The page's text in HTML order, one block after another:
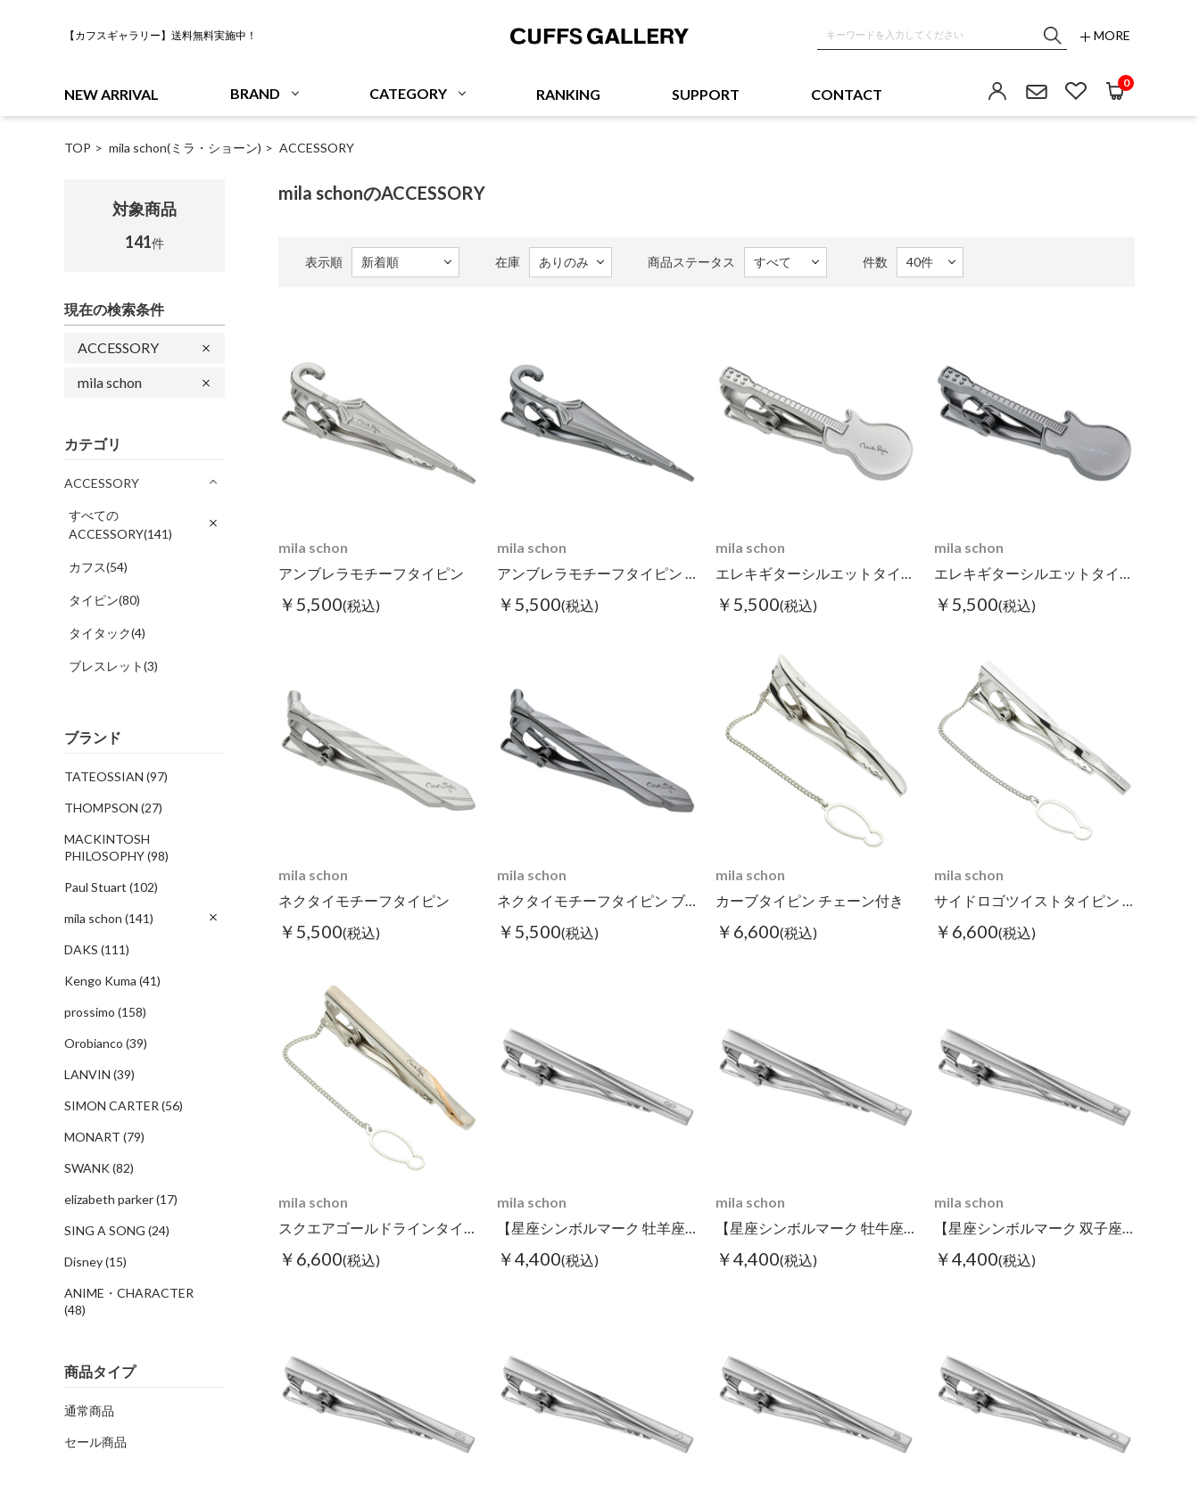
【カフスギャラリー】送料無料実施中！ MORE
NEW ARRIVAL BRAND CATEGORY RANKING SUPPORT CONTACT
0
TOP mila schon(ミラ・ショーン) ACCESSORY
対象商品
141件
現在の検索条件
ACCESSORY
mila schon
カテゴリ
ACCESSORY
すべての
ACCESSORY(141)
カフス(54)
タイピン(80)
タイタック(4)
ブレスレット(3)
ブランド
TATEOSSIAN (97)
THOMPSON (27)
MACKINTOSH
PHILOSOPHY(98)
Paul Stuart (102)
mila schon (141)
DAKS (111)
Kengo Kuma (41)
prossimo (158)
Orobianco (39)
LANVIN (39)
SIMON CARTER (56)
MONART (79)
SWANK(82)
elizabeth parker(17)
SING A SONG (24)
Disney(15)
ANIME・CHARACTER
(48)
商品タイプ
通常商品
セール商品
mila schonのACCESSORY
表示順 在庫 商品ステータス 件数
mila schon
アンブレラモチーフタイピン
￥5,500(税込)
mila schon
アンブレラモチーフタイピン ブラック
￥5,500(税込)
mila schon
エレキギターシルエットタイピン
￥5,500(税込)
mila schon
エレキギターシルエットタイピン ブラック
￥5,500(税込)
mila schon
ネクタイモチーフタイピン
￥5,500(税込)
mila schon
ネクタイモチーフタイピン ブラック
￥5,500(税込)
mila schon
カーブタイピン チェーン付き
￥6,600(税込)
mila schon
サイドロゴツイストタイピン チェーン付き
￥6,600(税込)
mila schon
スクエアゴールドラインタイピン チェーン付き
￥6,600(税込)
mila schon
【星座シンボルマーク 牡羊座】タイピン
￥4,400(税込)
mila schon
【星座シンボルマーク 牡牛座】タイピン
￥4,400(税込)
mila schon
【星座シンボルマーク 双子座】タイピン
￥4,400(税込)